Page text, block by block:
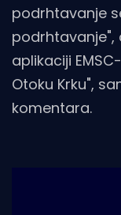
podrhtavanje
podrhtavanje",
aplikaciji
Otoku Krku",
komentara.